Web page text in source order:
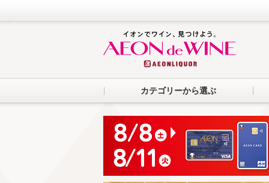
カテゴリーから選ぶ